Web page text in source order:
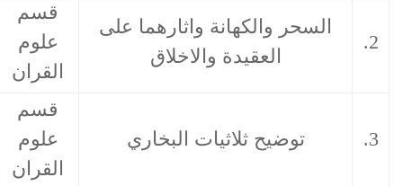
والكهانة واثارهما على
العقيدة والاخلاق
قسم
علوم
القران
23/11/2024
ثلاثيات البخاري
علوم
07/12/2024